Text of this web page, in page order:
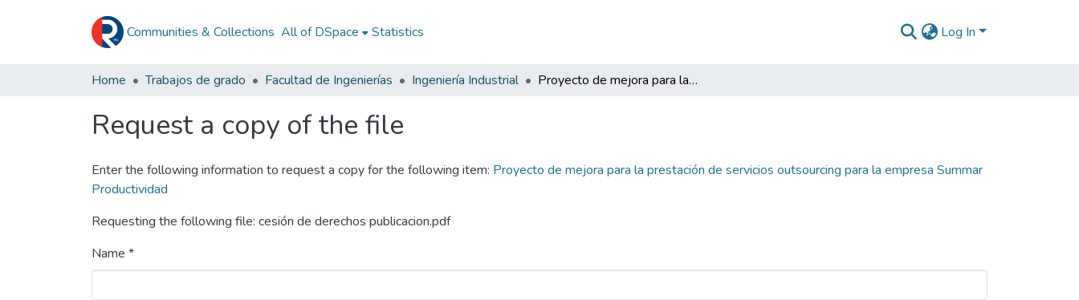
Communities & Collections All of DSpace Statistics Log In
Home Trabajos de grado Facultad de Ingenierías Ingeniería Industrial Proyecto de mejora para la prestación de servicios outsourcing para la empresa Summar Productividad
Request a copy of the file
Enter the following information to request a copy for the following item: Proyecto de mejora para la prestación de servicios outsourcing para la empresa Summar
Productividad
Requesting the following file: cesión de derechos publicacion.pdf
Name *